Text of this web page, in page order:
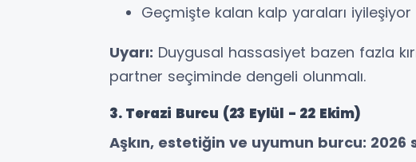
Geçmişte kalan kalp yaraları iyileşiyor
Uyarı: Duygusal hassasiyet bazen fazla
partner seçiminde dengeli olunmalı.
3. Terazi Burcu (23 Eylül - 22 Ekim)
Aşkın, estetiğin ve uyumun burcu: 2026